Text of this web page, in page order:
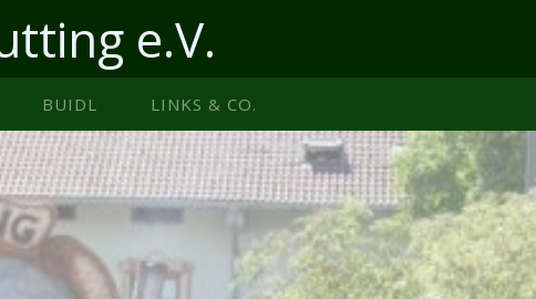
e.V.
BUIDL LINKS & CO.